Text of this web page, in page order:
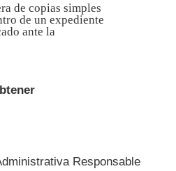
de copias simples
de un expediente
ante la
Responsable